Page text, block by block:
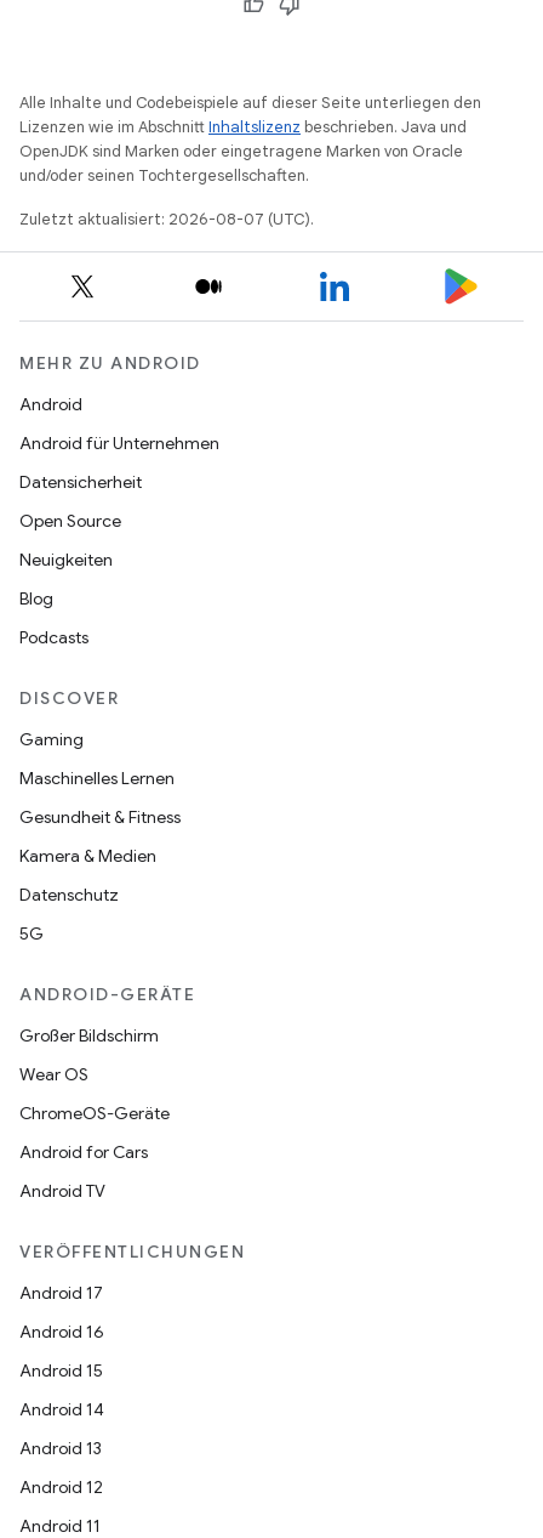
Alle Inhalte und Codebeispiele auf dieser Seite unterliegen den
Lizenzen wie im AbschnittInhaltslizenz beschrieben. Java und
OpenJDK sind Marken oder eingetragene Marken von Oracle
und/oder seinen Tochtergesellschaften.
Zuletzt aktualisiert: 2026-08-07 (UTC).
MEHR ZU ANDROID
Android
Android für Unternehmen
Datensicherheit
Open Source
Neuigkeiten
Blog
Podcasts
DISCOVER
Gaming
Maschinelles Lernen
Gesundheit & Fitness
Kamera & Medien
Datenschutz
5G
ANDROID-GERÄTE
Großer Bildschirm
Wear OS
ChromeOS-Geräte
Android for Cars
Android TV
VERÖFFENTLICHUNGEN
Android 17
Android 16
Android 15
Android 14
Android 13
Android 12
Android 11